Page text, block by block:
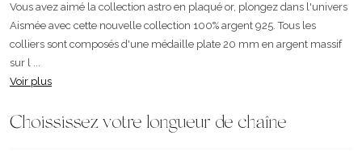
Vous avez aimé la collection astro en plaqué or, plongez dans l'univers
Aismée avec cette nouvelle collection 100% argent 925. Tous les
colliers sont composés d'une médaille plate 20 mm en argent massif
sur l ...
Voir plus
Choississez votre longueur de chaîne